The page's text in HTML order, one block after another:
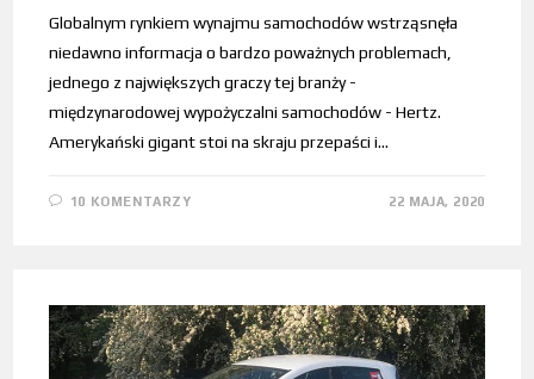
Globalnym rynkiem wynajmu samochodów wstrząsnęła
niedawno informacja o bardzo poważnych problemach,
jednego z największych graczy tej branży -
międzynarodowej wypożyczalni samochodów - Hertz.
Amerykański gigant stoi na skraju przepaści i…
10 KOMENTARZY 22 MAJA, 2020